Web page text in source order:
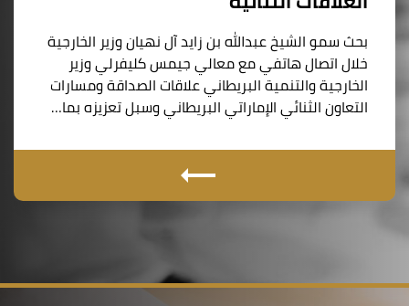
بحث سمو الشيخ عبدالله بن زايد آل نهيان وزير الخارجية
خلال اتصال هاتفي مع معالي جيمس كليفرلي وزير
الخارجية والتنمية البريطاني علاقات الصداقة ومسارات
التعاون الثنائي الإماراتي البريطاني وسبل تعزيزه بما…